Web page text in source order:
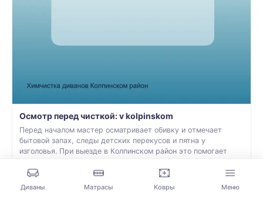
Осмотр перед чисткой: v kolpinskom
Перед началом мастер осматривает обивку и отмечает
бытовой запах, следы детских перекусов и пятна у
изголовья. При выезде в Колпинском район это помогает
дивану и размещение оборудования уточняем при записи.
Диваны Матрасы Ковры Меню